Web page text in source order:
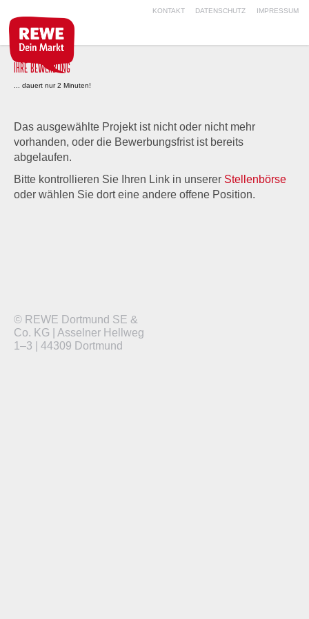
KONTAKT DATENSCHUTZ IMPRESSUM
IHRE BEWERBUNG
... dauert nur 2 Minuten!
Das ausgewählte Projekt ist nicht oder nicht mehr
vorhanden, oder die Bewerbungsfrist ist bereits
abgelaufen.
Bitte kontrollieren Sie Ihren Link in unserer Stellenbörse
oder wählen Sie dort eine andere offene Position.
© REWE Dortmund SE &
Co. KG | Asselner Hellweg
1–3 | 44309 Dortmund